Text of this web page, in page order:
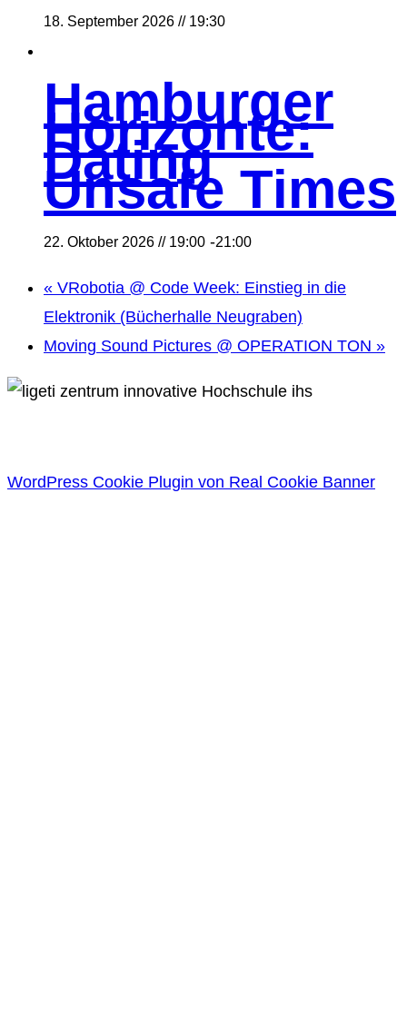
18. September 2026 // 19:30
Hamburger
Horizonte:
Dating
Unsafe Times
22. Oktober 2026 // 19:00 -21:00
« VRobotia @ Code Week: Einstieg in die
Elektronik (Bücherhalle Neugraben)
Moving Sound Pictures @ OPERATION TON »
WordPress Cookie Plugin von Real Cookie Banner